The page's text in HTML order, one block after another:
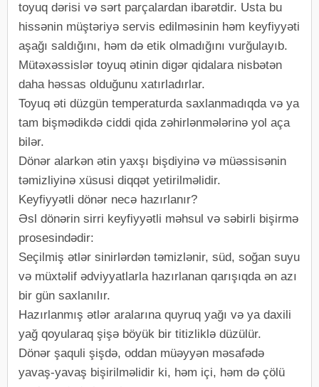
toyuq dərisi və sərt parçalardan ibarətdir. Usta bu
hissənin müştəriyə servis edilməsinin həm keyfiyyəti
aşağı saldığını, həm də etik olmadığını vurğulayıb.
Mütəxəssislər toyuq ətinin digər qidalara nisbətən
daha həssas olduğunu xatırladırlar.
Toyuq əti düzgün temperaturda saxlanmadıqda və ya
tam bişmədikdə ciddi qida zəhirlənmələrinə yol aça
bilər.
Dönər alarkən ətin yaxşı bişdiyinə və müəssisənin
təmizliyinə xüsusi diqqət yetirilməlidir.
Keyfiyyətli dönər necə hazırlanır?
Əsl dönərin sirri keyfiyyətli məhsul və səbirli bişirmə
prosesindədir:
Seçilmiş ətlər sinirlərdən təmizlənir, süd, soğan suyu
və müxtəlif ədviyyatlarla hazırlanan qarışıqda ən azı
bir gün saxlanılır.
Hazırlanmış ətlər aralarına quyruq yağı və ya daxili
yağ qoyularaq şişə böyük bir titizliklə düzülür.
Dönər şaquli şişdə, oddan müəyyən məsafədə
yavaş-yavaş bişirilməlidir ki, həm içi, həm də çölü